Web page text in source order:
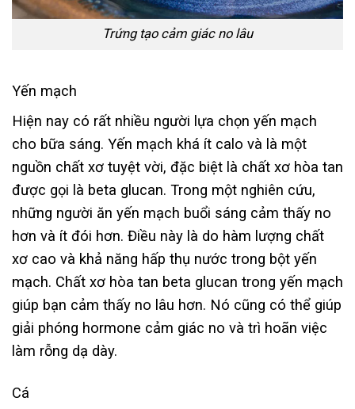
Trứng tạo cảm giác no lâu
Yến mạch
Hiện nay có rất nhiều người lựa chọn yến mạch
cho bữa sáng. Yến mạch khá ít calo và là một
nguồn chất xơ tuyệt vời, đặc biệt là chất xơ hòa tan
được gọi là beta glucan. Trong một nghiên cứu,
những người ăn yến mạch buổi sáng cảm thấy no
hơn và ít đói hơn. Điều này là do hàm lượng chất
xơ cao và khả năng hấp thụ nước trong bột yến
mạch. Chất xơ hòa tan beta glucan trong yến mạch
giúp bạn cảm thấy no lâu hơn. Nó cũng có thể giúp
giải phóng hormone cảm giác no và trì hoãn việc
làm rỗng dạ dày.
Cá